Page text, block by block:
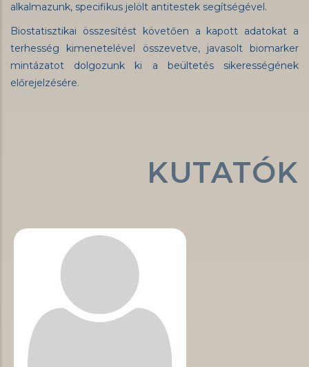
alkalmazunk, specifikus jelölt antitestek segítségével.
Biostatisztikai összesítést követően a kapott adatokat a
terhesség kimenetelével összevetve, javasolt biomarker
mintázatot dolgozunk ki a beültetés sikerességének
előrejelzésére.
KUTATÓK